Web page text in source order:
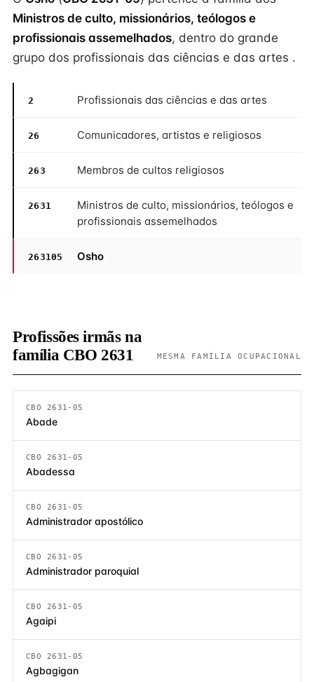
Ministros de culto, missionários, teólogos e
profissionais assemelhados, dentro do grande
grupo dos profissionais das ciências e das artes .
2 Profissionais das ciências e das artes
26 Comunicadores, artistas e religiosos
263 Membros de cultos religiosos
2631
Ministros de culto, missionários, teólogos e
profissionais assemelhados
263105 Osho
Profissões irmãs na
família CBO 2631
MESMA FAMÍLIA OCUPACIONAL
CBO 2631-05
Abade
CBO 2631-05
Abadessa
CBO 2631-05
Administrador apostólico
CBO 2631-05
Administrador paroquial
CBO 2631-05
Agaipi
CBO 2631-05
Agbagigan